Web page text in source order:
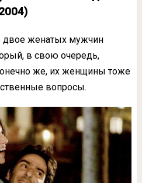
двое женатых мужчин
в свою очередь,
же, их женщины тоже
вопросы.